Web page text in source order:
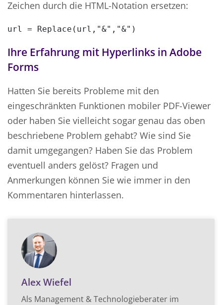
Zeichen durch die HTML-Notation ersetzen:
url = Replace(url,"&","&")
Ihre Erfahrung mit Hyperlinks in Adobe
Forms
Hatten Sie bereits Probleme mit den
eingeschränkten Funktionen mobiler PDF-Viewer
oder haben Sie vielleicht sogar genau das oben
beschriebene Problem gehabt? Wie sind Sie
damit umgegangen? Haben Sie das Problem
eventuell anders gelöst? Fragen und
Anmerkungen können Sie wie immer in den
Kommentaren hinterlassen.
Alex Wiefel
Als Management & Technologieberater im